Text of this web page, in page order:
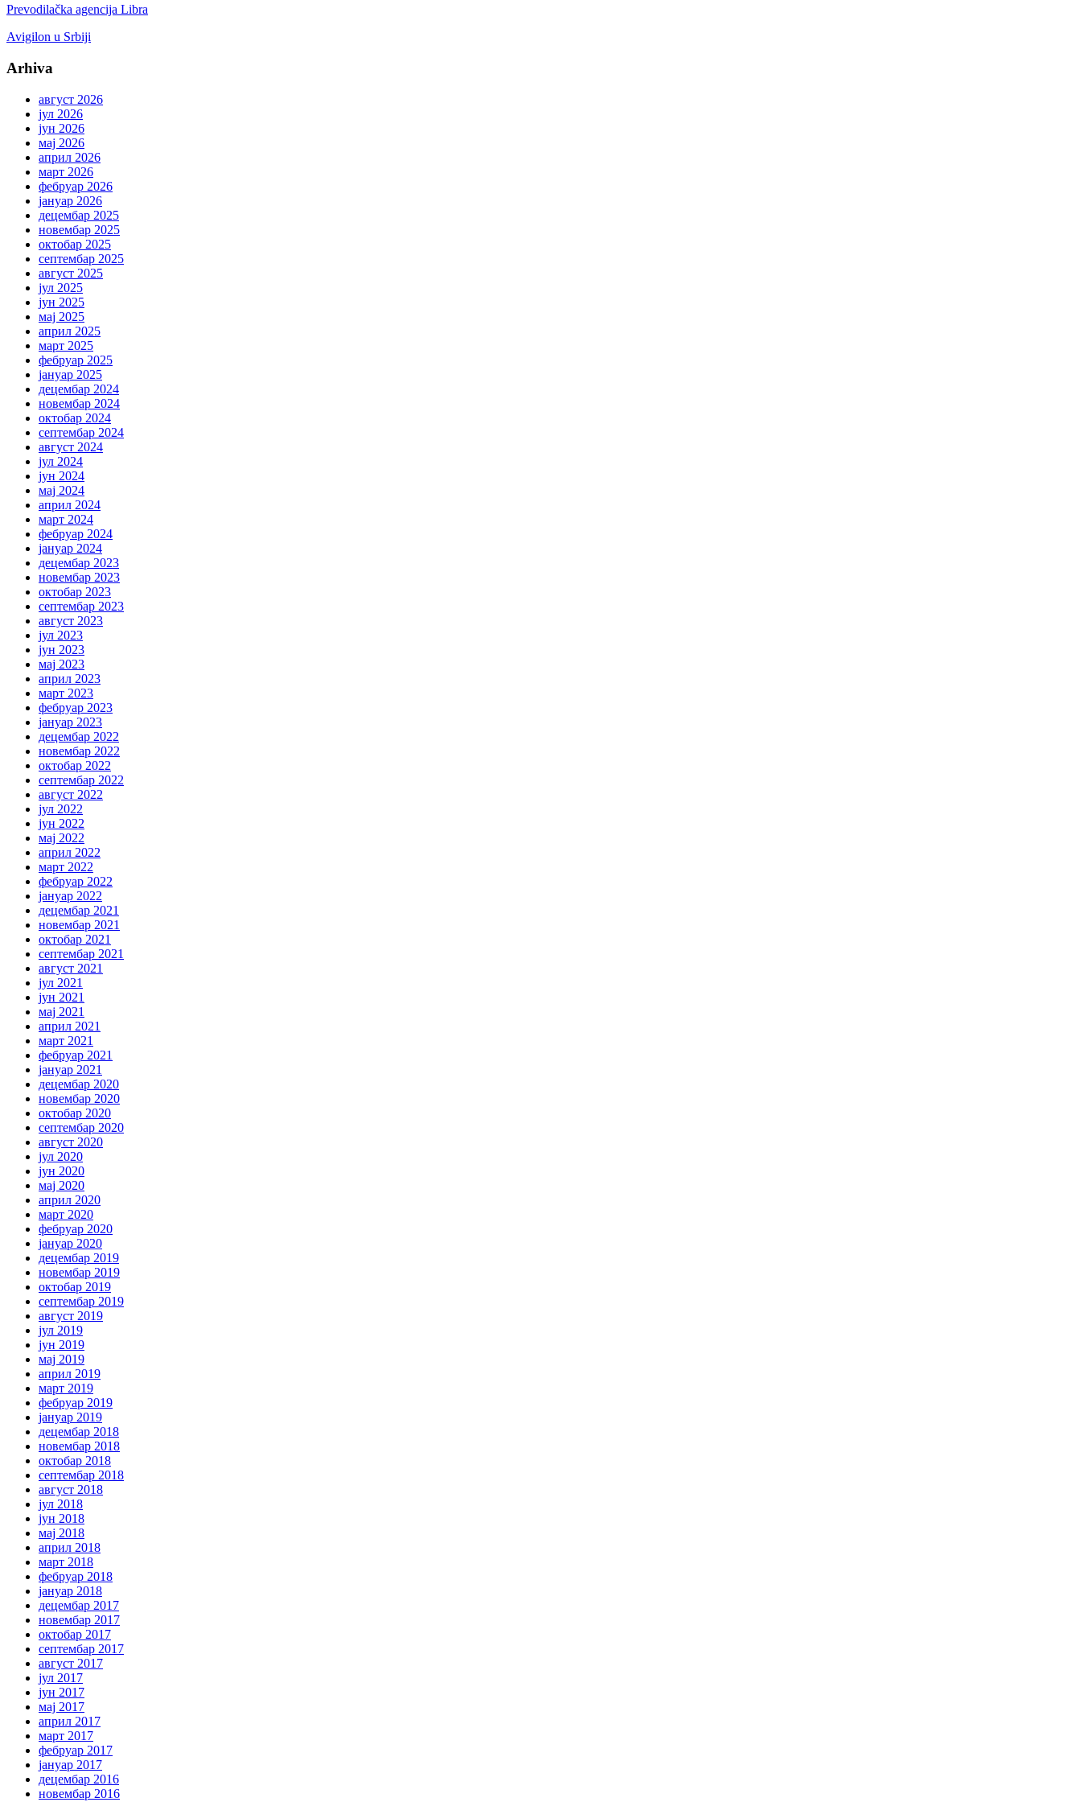
Prevodilačka agencija Libra
Avigilon u Srbiji
Arhiva
август 2026
јул 2026
јун 2026
мај 2026
април 2026
март 2026
фебруар 2026
јануар 2026
децембар 2025
новембар 2025
октобар 2025
септембар 2025
август 2025
јул 2025
јун 2025
мај 2025
април 2025
март 2025
фебруар 2025
јануар 2025
децембар 2024
новембар 2024
октобар 2024
септембар 2024
август 2024
јул 2024
јун 2024
мај 2024
април 2024
март 2024
фебруар 2024
јануар 2024
децембар 2023
новембар 2023
октобар 2023
септембар 2023
август 2023
јул 2023
јун 2023
мај 2023
април 2023
март 2023
фебруар 2023
јануар 2023
децембар 2022
новембар 2022
октобар 2022
септембар 2022
август 2022
јул 2022
јун 2022
мај 2022
април 2022
март 2022
фебруар 2022
јануар 2022
децембар 2021
новембар 2021
октобар 2021
септембар 2021
август 2021
јул 2021
јун 2021
мај 2021
април 2021
март 2021
фебруар 2021
јануар 2021
децембар 2020
новембар 2020
октобар 2020
септембар 2020
август 2020
јул 2020
јун 2020
мај 2020
април 2020
март 2020
фебруар 2020
јануар 2020
децембар 2019
новембар 2019
октобар 2019
септембар 2019
август 2019
јул 2019
јун 2019
мај 2019
април 2019
март 2019
фебруар 2019
јануар 2019
децембар 2018
новембар 2018
октобар 2018
септембар 2018
август 2018
јул 2018
јун 2018
мај 2018
април 2018
март 2018
фебруар 2018
јануар 2018
децембар 2017
новембар 2017
октобар 2017
септембар 2017
август 2017
јул 2017
јун 2017
мај 2017
април 2017
март 2017
фебруар 2017
јануар 2017
децембар 2016
новембар 2016